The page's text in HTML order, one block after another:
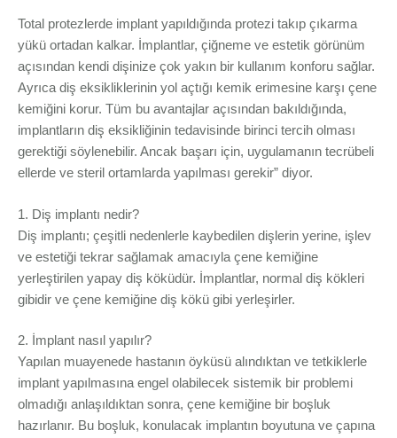
Total protezlerde implant yapıldığında protezi takıp çıkarma
yükü ortadan kalkar. İmplantlar, çiğneme ve estetik görünüm
açısından kendi dişinize çok yakın bir kullanım konforu sağlar.
Ayrıca diş eksikliklerinin yol açtığı kemik erimesine karşı çene
kemiğini korur. Tüm bu avantajlar açısından bakıldığında,
implantların diş eksikliğinin tedavisinde birinci tercih olması
gerektiği söylenebilir. Ancak başarı için, uygulamanın tecrübeli
ellerde ve steril ortamlarda yapılması gerekir” diyor.
1. Diş implantı nedir?
Diş implantı; çeşitli nedenlerle kaybedilen dişlerin yerine, işlev
ve estetiği tekrar sağlamak amacıyla çene kemiğine
yerleştirilen yapay diş köküdür. İmplantlar, normal diş kökleri
gibidir ve çene kemiğine diş kökü gibi yerleşirler.
2. İmplant nasıl yapılır?
Yapılan muayenede hastanın öyküsü alındıktan ve tetkiklerle
implant yapılmasına engel olabilecek sistemik bir problemi
olmadığı anlaşıldıktan sonra, çene kemiğine bir boşluk
hazırlanır. Bu boşluk, konulacak implantın boyutuna ve çapına